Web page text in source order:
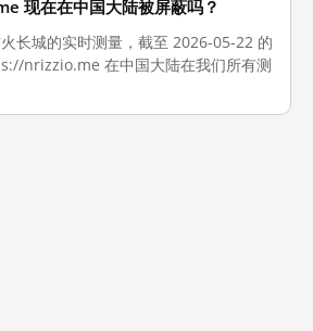
现在在中国大陆被屏蔽吗？
长城的实时测量，截至 2026-05-22 的
nrizzio.me 在中国大陆在我们所有测